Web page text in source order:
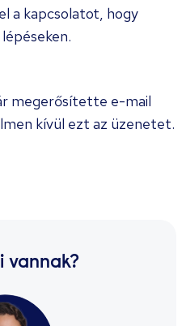
a kapcsolatot, hogy
megerősítette e-mail
kívül ezt az üzenetet.
vannak?